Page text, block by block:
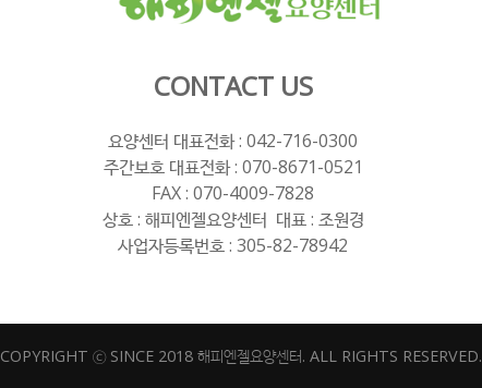
CONTACT US
요양센터 대표전화 :042-716-0300
주간보호 대표전화 : 070-8671-0521
FAX : 070-4009-7828
상호 : 해피엔젤요양센터 대표 : 조원경
사업자등록번호 : 305-82-78942
COPYRIGHT ⓒ SINCE 2018 해피엔젤요양센터. ALL RIGHTS RESERVED.